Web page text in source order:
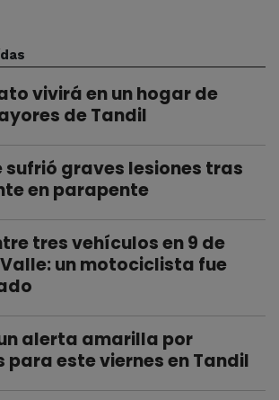
vivirá en un hogar de
de Tandil
sufrió graves lesiones tras
en parapente
tres vehículos en 9 de
un motociclista fue
alerta amarilla por
este viernes en Tandil